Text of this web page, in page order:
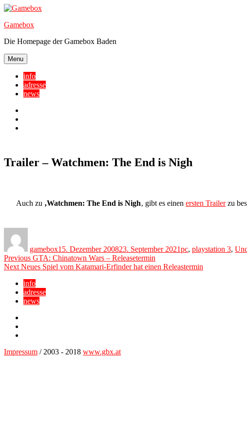
Skip
content
Gamebox
Die Homepage der Gamebox Baden
Menu
info
adresse
news
Trailer – Watchmen: The End is Nigh
Auch zu ‚Watchmen: The End is Nigh‚ gibt es einen ersten Trailerzu
gamebox15. Dezember 200823. September 2021pc, playstation 3,
Beitragsnavigation
Previous Previous
post:
GTA: Chinatown Wars – Releasetermin
Next Next
Neues Spiel vom Katamari-Erfinder hat einen Releastermin
info
adresse
news
Impressum / 2003 - 2018 www.gbx.at